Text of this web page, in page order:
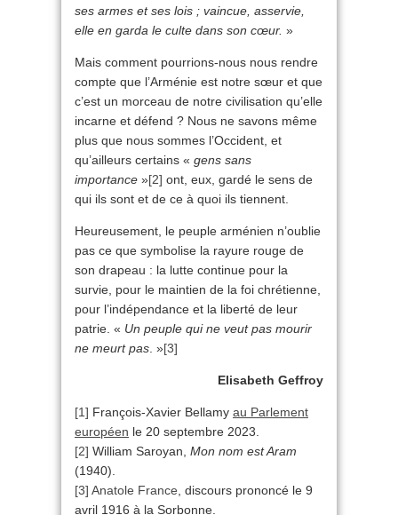
ses armes et ses lois ; vaincue, asservie,
elle en garda le culte dans son cœur. »
Mais comment pourrions-nous nous rendre
compte que l’Arménie est notre sœur et que
c’est un morceau de notre civilisation qu’elle
incarne et défend ? Nous ne savons même
plus que nous sommes l’Occident, et
qu’ailleurs certains « gens sans
importance »[2] ont, eux, gardé le sens de
qui ils sont et de ce à quoi ils tiennent.
Heureusement, le peuple arménien n’oublie
pas ce que symbolise la rayure rouge de
son drapeau : la lutte continue pour la
survie, pour le maintien de la foi chrétienne,
pour l’indépendance et la liberté de leur
patrie. « Un peuple qui ne veut pas mourir
ne meurt pas . »[3]
Elisabeth Geffroy
[1] François-Xavier Bellamy au Parlement
européen le 20 septembre 2023.
[2] William Saroyan, Mon nom est Aram
(1940).
[3] Anatole France , discours prononcé le 9
avril 1916 à la Sorbonne.